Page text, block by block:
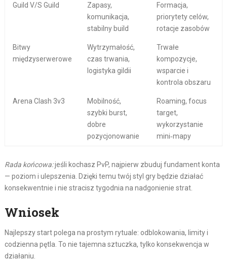
Guild V/S Guild
Zapasy,
komunikacja,
stabilny build
Formacja,
priorytety celów,
rotacje zasobów
Bitwy
międzyserwerowe
Wytrzymałość,
czas trwania,
logistyka gildii
Trwałe
kompozycje,
wsparcie i
kontrola obszaru
Arena Clash 3v3
Mobilność,
szybki burst,
dobre
pozycjonowanie
Roaming, focus
target,
wykorzystanie
mini‑mapy
Rada końcowa:jeśli kochasz PvP, najpierw zbuduj fundament konta
— poziom i ulepszenia. Dzięki temu twój styl gry będzie działać
konsekwentnie i nie stracisz tygodnia na nadgonienie strat.
Wniosek
Najlepszy start polega na prostym rytuale: odblokowania, limity i
codzienna pętla. To nie tajemna sztuczka, tylko konsekwencja w
działaniu.